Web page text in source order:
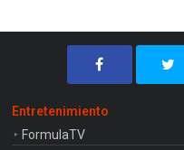
Entretenimiento
FormulaTV